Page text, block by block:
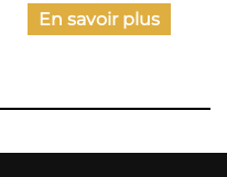
En savoir plus